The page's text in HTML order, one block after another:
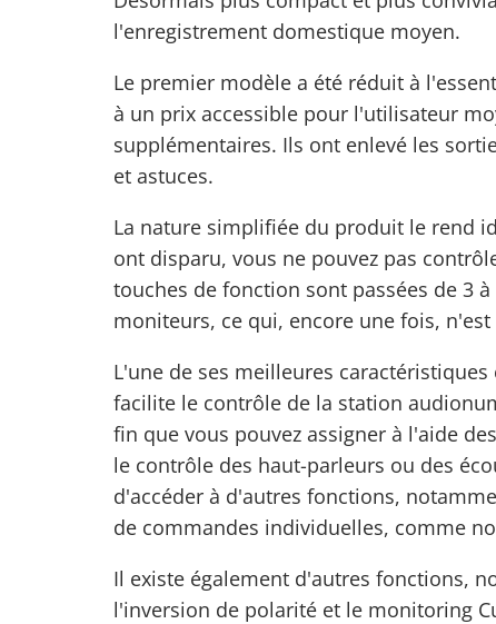
l'enregistrement domestique moyen.
Le premier modèle a été réduit à
à un prix accessible pour l'utilisateur
supplémentaires. Ils ont enlevé les
et astuces.
La nature simplifiée du produit le rend
ont disparu, vous ne pouvez pas
touches de fonction sont passées de 3
moniteurs, ce qui, encore une fois,
L'une de ses meilleures
facilite le contrôle de la station
fin que vous pouvez assigner à l'aide
le contrôle des haut-parleurs ou des
d'accéder à d'autres fonctions,
de commandes individuelles, comme
Il existe également d'autres fonctions,
l'inversion de polarité et le monitoring